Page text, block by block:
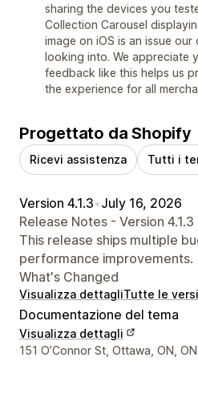
sharing the devices you
Collection Carousel
image on iOS is an issue
looking into. We appreciate
feedback like this helps us
the experience for all
Progettato da Shopify
Ricevi assistenza Tutti i
Version 4.1.3•July 16, 2026
Release Notes - Version 4.1.3
This release ships multiple
performance improvements.
What's Changed
Visualizza dettagliTutte le
Documentazione del tema
Visualizza dettagli
Recapiti del designer
151 O’Connor St, Ottawa, ON,